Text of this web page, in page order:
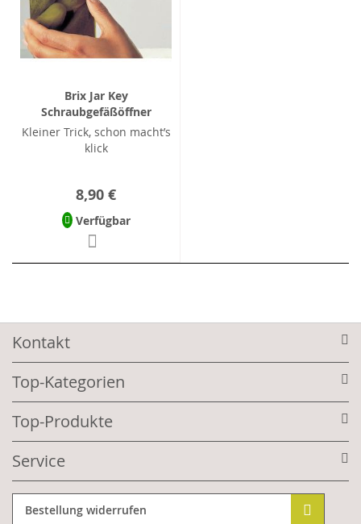
Brix Jar Key
Schraubgefäßöffner
Kleiner Trick, schon macht’s
klick
8,90 €
Verfügbar
Kontakt
Top-Kategorien
Top-Produkte
Service
Bestellung widerrufen